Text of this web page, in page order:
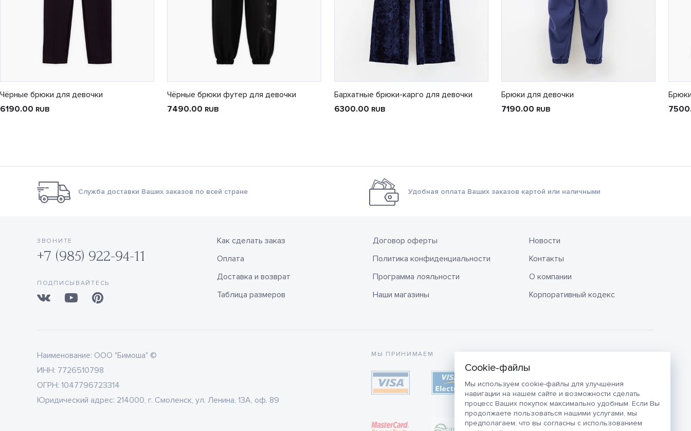
Мы используем cookie-файлы для улучшения
навигации на нашем сайте и возможности сделать
процесс Ваших покупок максимально удобным. Если Вы
продолжаете пользоваться нашими услугами, мы
предполагаем, что вы согласны с использованием
Чёрные брюки для девочки
6190.00 RUB
Чёрные брюки футер для девочки
7490.00 RUB
Бархатные брюки-карго для девочки
6300.00 RUB
Брюки для девочки
7190.00 RUB
Служба доставки Ваших заказов по всей стране Удобная оплата Ваших заказов картой или наличными
ЗВОНИТЕ
+7 (985) 922-94-11
ПОДПИСЫВАЙТЕСЬ
Как сделать заказ
Оплата
Доставка и возврат
Таблица размеров
Договор оферты
Политика конфиденциальности
Программа лояльности
Наши магазины
Новости
Контакты
О компании
Корпоративный кодекс
Наименование: ООО "Бимоша" ©
ИНН: 7726510798
ОГРН: 1047796723314
Юридический адрес: 214000, г. Смоленск, ул. Ленина, 13А, оф. 89
МЫ ПРИНИМАЕМ